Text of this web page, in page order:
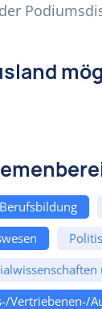
Vertriebenen-/